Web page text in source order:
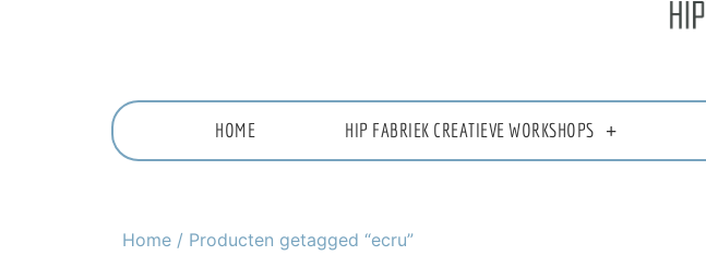
HOME HIP FABRIEK CREATIEVE WORKSHOPS
Home / Producten getagged “ecru”